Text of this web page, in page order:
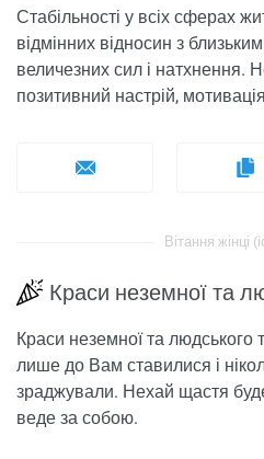
Стабільності у всіх сферах
відмінних відносин з
величезних сил і натхнення.
позитивний настрій,
Вітання жінці
Краси неземної та
Краси неземної та
лише до Вам ставилися і
зраджували. Нехай щастя
веде за собою.